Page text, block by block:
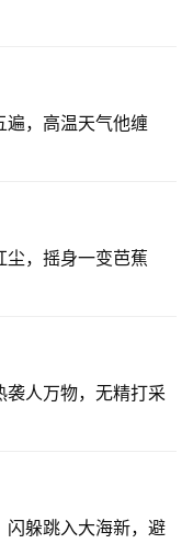
遍，高温天气他缠
尘，摇身一变芭蕉
袭人万物，无精打采
闪躲跳入大海新，避